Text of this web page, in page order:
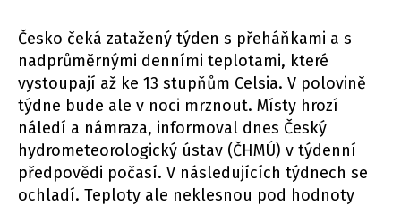
Česko čeká zatažený týden s přeháňkami a s
nadprůměrnými denními teplotami, které
vystoupají až ke 13 stupňům Celsia. V polovině
týdne bude ale v noci mrznout. Místy hrozí
náledí a námraza, informoval dnes Český
hydrometeorologický ústav (ČHMÚ) v týdenní
předpovědi počasí. V následujících týdnech se
ochladí. Teploty ale neklesnou pod hodnoty